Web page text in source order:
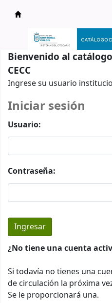
Catálogo en línea
Bienvenido al
CECC
Ingrese su usuario
Iniciar sesión
Usuario:
Contraseña:
¿No tiene una cuenta
Si todavía no tienes una
de circulación la próxima
Se le proporcionará una.